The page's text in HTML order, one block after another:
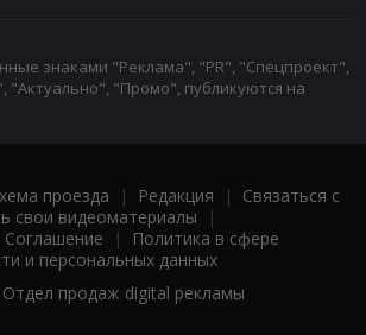
знаками "Реклама", "PR", "Спецпроект",
"Актуально", "Промо", публикуются на
проезда | Редакция | Связаться с
свои видеоматериалы |
Соглашение |
Политика в сфере
и персональных данных
Отдел продаж digital рекламы